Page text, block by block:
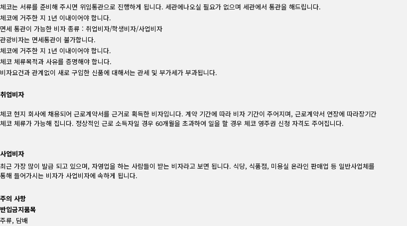
체코는 서류를 준비해 주시면 위임통관으로 진행하게 됩니다. 세관에나오실 필요가 없으며 세관에서 통관을 해드립니다.
체코에 거주한 지 1년 이내이어야 합니다.
면세 통관이 가능한 비자 종류 : 취업비자/학생비자/사업비자
관광비자는 면세통관이 불가합니다.
체코에 거주한 지 1년 이내이어야 합니다.
체코 체류목적과 사유를 증명해야 합니다.
비자요건과 관계없이 새로 구입한 신품에 대해서는 관세 및 부가세가 부과됩니다.
취업비자
체코 현지 회사에 채용되어 근로계약서를 근거로 획득한 비자입니다. 계약 기간에 따라 비자 기간이 주어지며, 근로계약서 연장에 따라장기간
체코 체류가 가능해 집니다. 정상적인 근로 소득자일 경우 60개월을 초과하여 일을 할 경우 체코 영주권 신청 자격도 주어집니다.
사업비자
최근 가장 많이 발급 되고 있으며, 자영업을 하는 사람들이 받는 비자라고 보면 됩니다. 식당, 식품점, 미용실 온라인 판매업 등 일반사업체를
통해 들어가시는 비자가 사업비자에 속하게 됩니다.
주의 사항
반입금지품목
주류, 담배